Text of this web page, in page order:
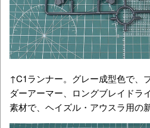
↑C1ランナー。グレー成型色で、
ダーアーマー、ロングブレイドラ
素材で、ヘイズル・アウスラ用の